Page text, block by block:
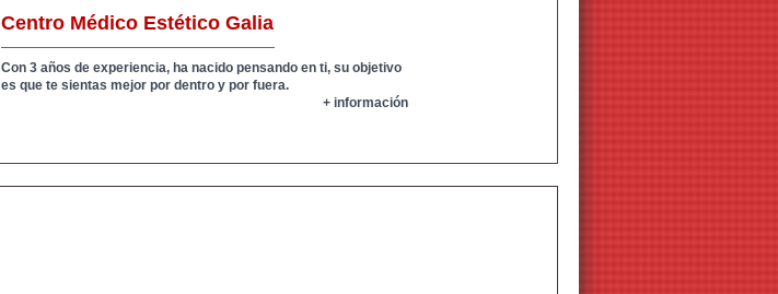
Centro Médico Estético Galia
Con 3 años de experiencia, ha nacido pensando en ti, su objetivo
es que te sientas mejor por dentro y por fuera.
+ información